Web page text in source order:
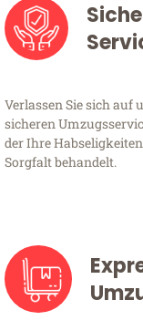
Verlassen Sie sich auf
sicheren
der Ihre
Sorgfalt behandelt.